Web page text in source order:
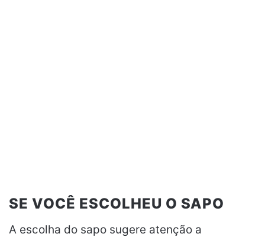
SE VOCÊ ESCOLHEU O SAPO
A escolha do sapo sugere atenção a